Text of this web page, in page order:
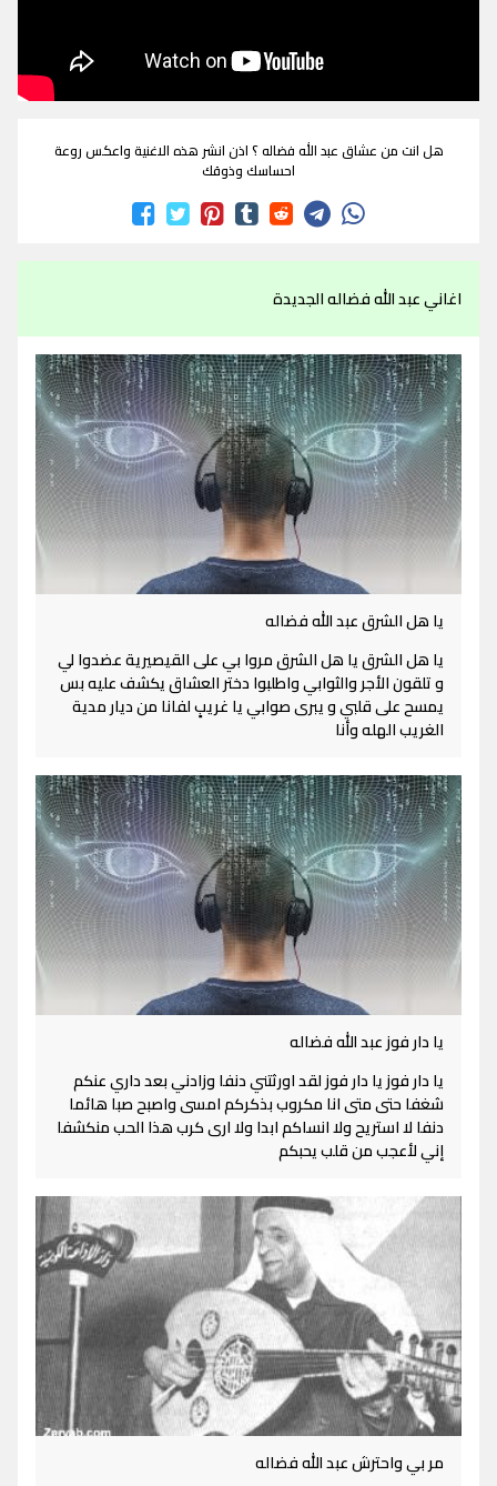
هل انت من عشاق عبد الله فضاله ؟ اذن انشر هذه الاغنية واعكس روعة
احساسك وذوقك
اغاني عبد الله فضاله الجديدة
يا هل الشرق عبد الله فضاله
يا هل الشرق يا هل الشرق مروا بي على القيصيرية عضدوا لي
و تلقون الأجر والثوابي واطلبوا دختر العشاق يكشف عليه بس
يمسح على قلبي و يبرى صوابي يا غريبٍ لفانا من ديار مدية
الغريب الهله وأنا
يا دار فوز عبد الله فضاله
يا دار فوز يا دار فوز لقد اورثتني دنفا وزادني بعد داري عنكم
شغفا حتى متى انا مكروب بذكركم امسى واصبح صبا هائما
دنفا لا استريح ولا انساكم ابدا ولا ارى كرب هذا الحب منكشفا
إني لأعجب من قلب يحبكم
مر بي واحترش عبد الله فضاله